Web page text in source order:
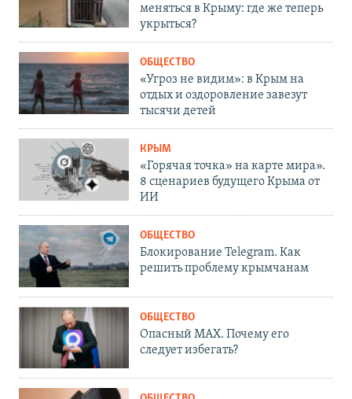
меняться в Крыму: где же теперь
укрыться?
ОБЩЕСТВО
«Угроз не видим»: в Крым на
отдых и оздоровление завезут
тысячи детей
КРЫМ
«Горячая точка» на карте мира».
8 сценариев будущего Крыма от
ИИ
ОБЩЕСТВО
Блокирование Telegram. Как
решить проблему крымчанам
ОБЩЕСТВО
Опасный MAX. Почему его
следует избегать?